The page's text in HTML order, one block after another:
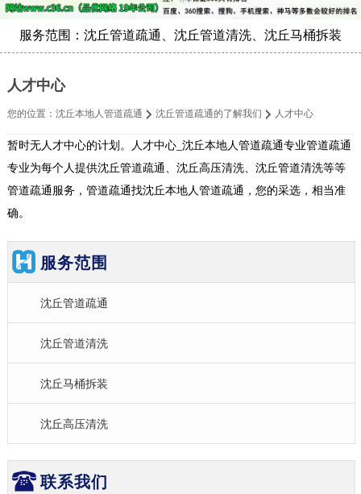
服务范围：沈丘管道疏通、沈丘管道清洗、沈丘马桶拆装
人才中心
您的位置： 沈丘本地人管道疏通 沈丘管道疏通的了解我们 人才中心
暂时无人才中心的计划。人才中心_沈丘本地人管道疏通专业管道疏通
专业为每个人提供沈丘管道疏通、沈丘高压清洗、沈丘管道清洗等等
管道疏通服务，管道疏通找沈丘本地人管道疏通，您的采选，相当准
确。
服务范围
沈丘管道疏通
沈丘管道清洗
沈丘马桶拆装
沈丘高压清洗
联系我们